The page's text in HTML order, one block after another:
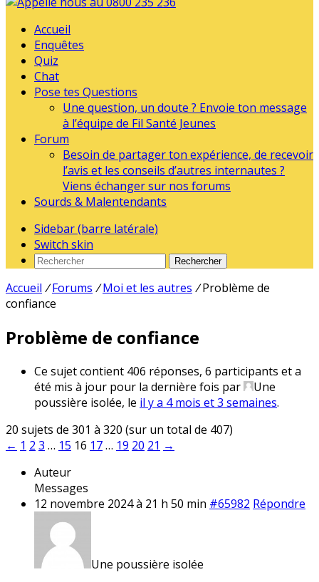
Accueil
Enquêtes
Quiz
Chat
Pose tes Questions
Une question, un doute ? Envoie ton message
à l’équipe de Fil Santé Jeunes
Forum
Besoin de partager ton expérience, de recevoir
l’avis et les conseils d’autres internautes ?
Viens échanger sur nos forums
Sourds & Malentendants
Sidebar (barre latérale)
Switch skin
Rechercher
Accueil / Forums / Moi et les autres / Problème de
confiance
Problème de confiance
Ce sujet contient 406 réponses, 6 participants et a
été mis à jour pour la dernière fois par
Une
poussière isolée, le il y a 4 mois et 3 semaines.
20 sujets de 301 à 320 (sur un total de 407)
← 1 2 3 … 15 16 17… 19 20 21 →
Auteur
Messages
12 novembre 2024 à 21 h 50 min #65982 Répondre
Une poussière isolée